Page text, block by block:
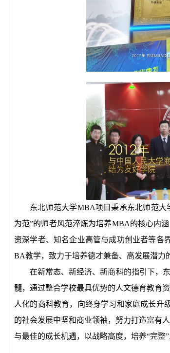
东北师范大学MBA项目秉承东北师范大
为范”的师者风范淬炼为培养MBA的核心内
资深学者、知名企业高管与成功创业者等各
BA教学，致力于培养德才兼备、高发展潜力
在新常态、新经济、新商科的指引下，
髓，通过整合学校最具优势的人文德育教育
人化的商科教育，向终身学习和家庭成长升
的社会发展中坚和商业领袖，努力打造富有
与最佳的成长机遇，以战略高度，培养“完整”